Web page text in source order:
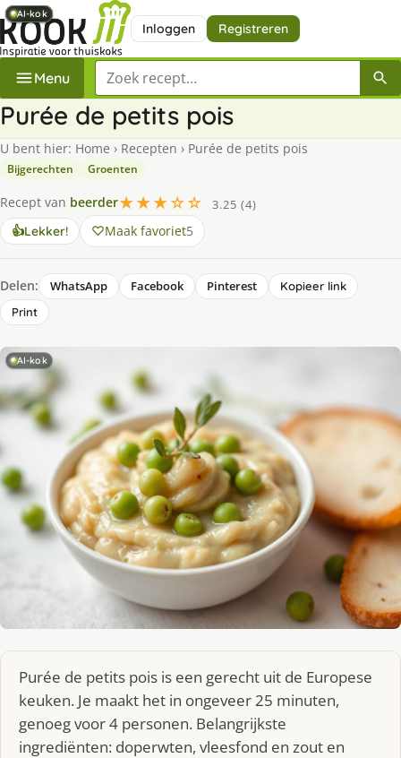
Inloggen Registreren
Menu Zoek een recept
Purée de petits pois
U bent hier: Home › Recepten › Purée de petits pois
Bijgerechten Groenten
Recept van beerder★★★☆☆
3.25 (4)
👍Lekker! Maak favoriet5
Delen: WhatsApp Facebook Pinterest
Kopieer link
Print
AI-kok
Purée de petits pois is een gerecht uit de Europese
keuken. Je maakt het in ongeveer 25 minuten,
genoeg voor 4 personen. Belangrijkste
ingrediënten: doperwten, vleesfond en zout en
AI-kok
AI-kok
AI-kok
AI-kok
AI-kok